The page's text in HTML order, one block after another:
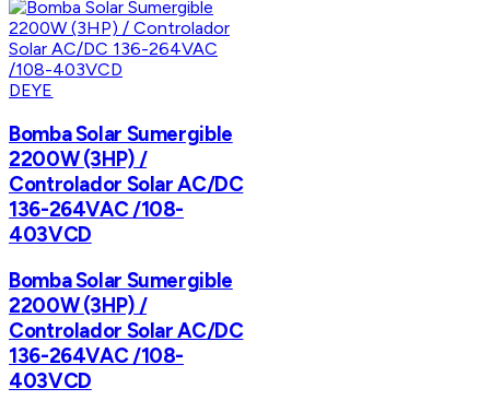
DEYE
Bomba Solar Sumergible
2200W (3HP) /
Controlador Solar AC/DC
136-264VAC /108-
403VCD
Bomba Solar Sumergible
2200W (3HP) /
Controlador Solar AC/DC
136-264VAC /108-
403VCD